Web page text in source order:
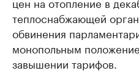
теплоснабжающей
обвинения
монопольным
завышении тарифов.